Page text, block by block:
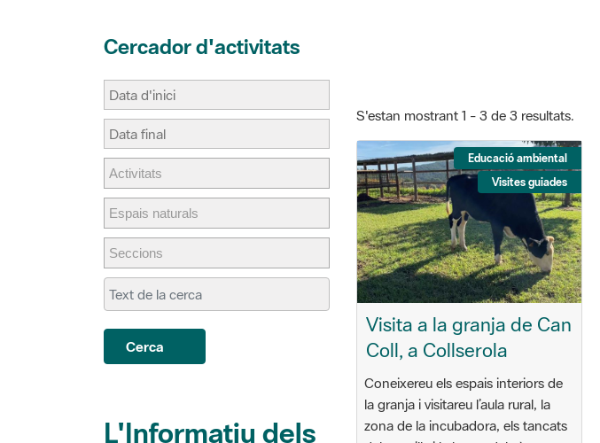
Cercador d'activitats
Cerca
L'Informatiu dels
S'estan mostrant 1 - 3 de 3 resultats.
Educació ambiental
Visites guiades
Visita a la granja de Can
Coll, a Collserola
Coneixereu els espais interiors de
la granja i visitareu l’aula rural, la
zona de la incubadora, els tancats